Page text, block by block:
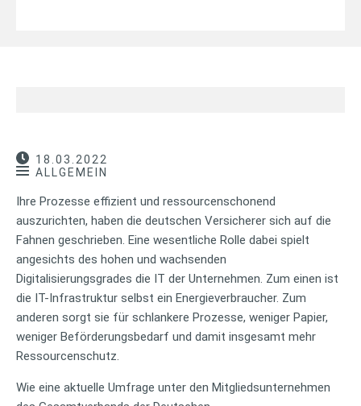
18.03.2022
ALLGEMEIN
Ihre Prozesse effizient und ressourcenschonend
auszurichten, haben die deutschen Versicherer sich auf die
Fahnen geschrieben. Eine wesentliche Rolle dabei spielt
angesichts des hohen und wachsenden
Digitalisierungsgrades die IT der Unternehmen. Zum einen ist
die IT-Infrastruktur selbst ein Energieverbraucher. Zum
anderen sorgt sie für schlankere Prozesse, weniger Papier,
weniger Beförderungsbedarf und damit insgesamt mehr
Ressourcenschutz.
Wie eine aktuelle Umfrage unter den Mitgliedsunternehmen